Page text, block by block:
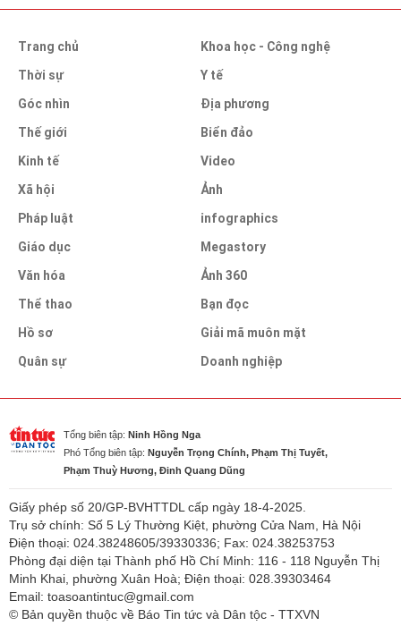
Trang chủ
Thời sự
Góc nhìn
Thế giới
Kinh tế
Xã hội
Pháp luật
Giáo dục
Văn hóa
Thể thao
Hồ sơ
Quân sự
Khoa học - Công nghệ
Y tế
Địa phương
Biển đảo
Video
Ảnh
infographics
Megastory
Ảnh 360
Bạn đọc
Giải mã muôn mặt
Doanh nghiệp
Tổng biên tập: Ninh Hồng Nga
Phó Tổng biên tập: Nguyễn Trọng Chính, Phạm Thị Tuyết,
Phạm Thuỳ Hương, Đinh Quang Dũng
Giấy phép số 20/GP-BVHTTDL cấp ngày 18-4-2025.
Trụ sở chính: Số 5 Lý Thường Kiệt, phường Cửa Nam, Hà Nội
Điện thoại: 024.38248605/39330336; Fax: 024.38253753
Phòng đại diện tại Thành phố Hồ Chí Minh: 116 - 118 Nguyễn Thị
Minh Khai, phường Xuân Hoà; Điện thoại: 028.39303464
Email: toasoantintuc@gmail.com
© Bản quyền thuộc về Báo Tin tức và Dân tộc - TTXVN